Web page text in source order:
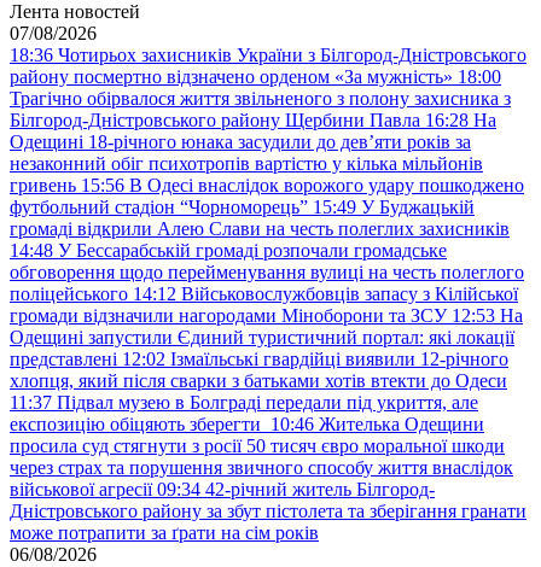
Лента новостей
07/08/2026
18:36 Чотирьох захисників України з Білгород-Дністровського
району посмертно відзначено орденом «За мужність» 18:00
Трагічно обірвалося життя звільненого з полону захисника з
Білгород-Дністровського району Щербини Павла 16:28 На
Одещині 18-річного юнака засудили до дев’яти років за
незаконний обіг психотропів вартістю у кілька мільйонів
гривень 15:56 В Одесі внаслідок ворожого удару пошкоджено
футбольний стадіон “Чорноморець” 15:49 У Буджацькій
громаді відкрили Алею Слави на честь полеглих захисників
14:48 У Бессарабській громаді розпочали громадське
обговорення щодо перейменування вулиці на честь полеглого
поліцейського 14:12 Військовослужбовців запасу з Кілійської
громади відзначили нагородами Міноборони та ЗСУ 12:53 На
Одещині запустили Єдиний туристичний портал: які локації
представлені 12:02 Ізмаїльські гвардійці виявили 12-річного
хлопця, який після сварки з батьками хотів втекти до Одеси
11:37 Підвал музею в Болграді передали під укриття, але
експозицію обіцяють зберегти 10:46 Жителька Одещини
просила суд стягнути з росії 50 тисяч євро моральної шкоди
через страх та порушення звичного способу життя внаслідок
військової агресії 09:34 42-річний житель Білгород-
Дністровського району за збут пістолета та зберігання гранати
може потрапити за ґрати на сім років
06/08/2026